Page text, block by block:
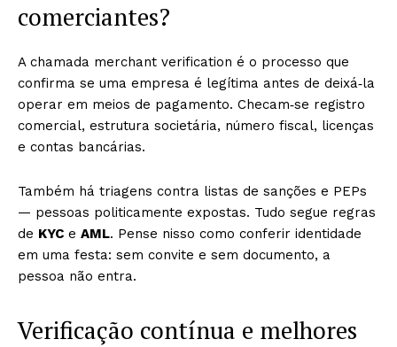
comerciantes?
A chamada merchant verification é o processo que
confirma se uma empresa é legítima antes de deixá‑la
operar em meios de pagamento. Checam‑se registro
comercial, estrutura societária, número fiscal, licenças
e contas bancárias.
Também há triagens contra listas de sanções e PEPs
— pessoas politicamente expostas. Tudo segue regras
de KYC e AML. Pense nisso como conferir identidade
em uma festa: sem convite e sem documento, a
pessoa não entra.
Verificação contínua e melhores